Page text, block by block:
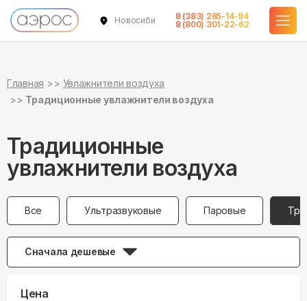
Новосибирск
8 (383) 285-14-94
8 (800) 301-22-62
Главная
Увлажнители воздуха
Традиционные увлажнители воздуха
Традиционные
увлажнители воздуха
Все Ультразвуковые Паровые
Сначала дешевые
Цена